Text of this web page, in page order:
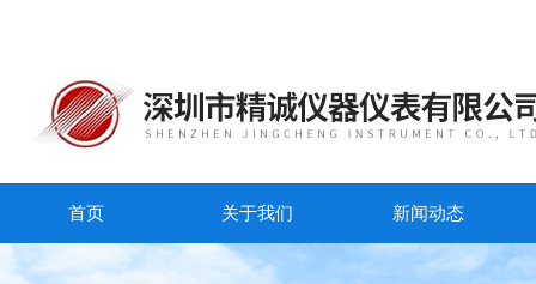
首页 关于我们 新闻动态